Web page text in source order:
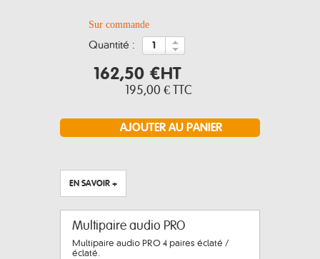
Sur commande
quantité :
162,50 €HT
195,00 € TTC
EN SAVOIR +
Multipaire audio PRO
Multipaire audio PRO 4 paires éclaté /
éclaté.